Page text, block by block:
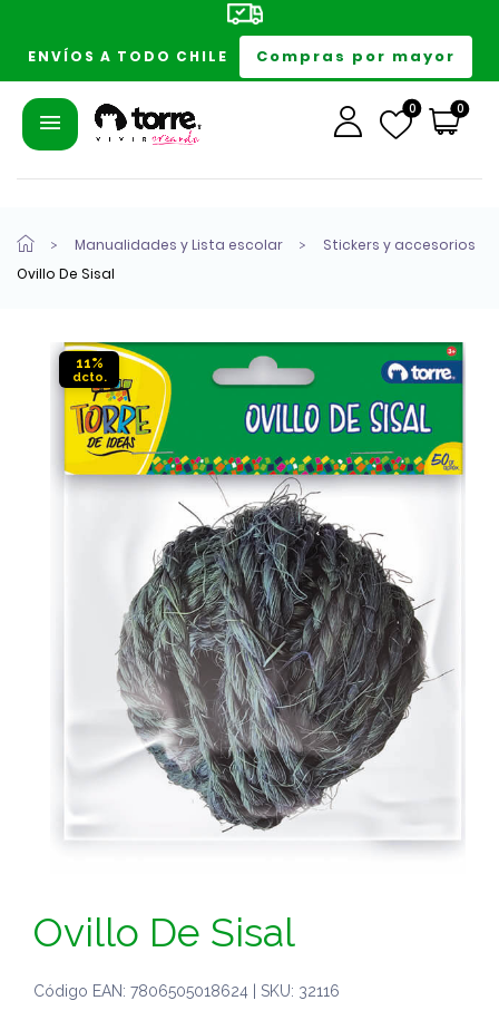
ENVÍOS A TODO CHILE Compras por mayor
0 0
Manualidades y Lista escolar
Stickers y accesorios
Ovillo De Sisal
11%
Ovillo De Sisal
Código EAN: 7806505018624 | SKU: 32116